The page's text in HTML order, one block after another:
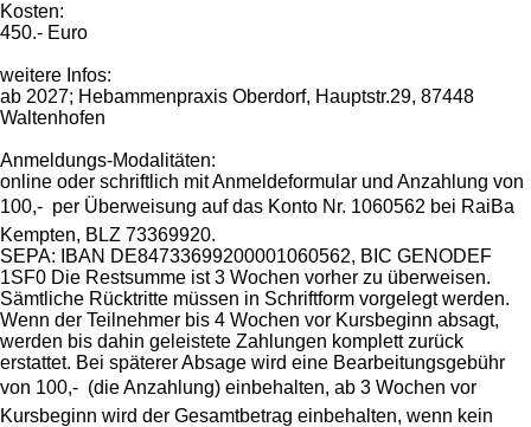
Kosten:
450.- Euro
weitere Infos:
ab 2027; Hebammenpraxis Oberdorf, Hauptstr.29, 87448
Waltenhofen
Anmeldungs-Modalitäten:
online oder schriftlich mit Anmeldeformular und Anzahlung von
100,-  per Überweisung auf das Konto Nr. 1060562 bei RaiBa
Kempten, BLZ 73369920.
SEPA: IBAN DE84733699200001060562, BIC GENODEF
1SF0 Die Restsumme ist 3 Wochen vorher zu überweisen.
Sämtliche Rücktritte müssen in Schriftform vorgelegt werden.
Wenn der Teilnehmer bis 4 Wochen vor Kursbeginn absagt,
werden bis dahin geleistete Zahlungen komplett zurück
erstattet. Bei späterer Absage wird eine Bearbeitungsgebühr
von 100,-  (die Anzahlung) einbehalten, ab 3 Wochen vor
Kursbeginn wird der Gesamtbetrag einbehalten, wenn kein